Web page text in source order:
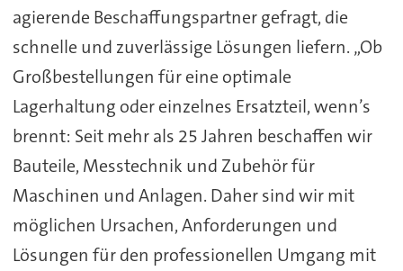
agierende Beschaffungspartner gefragt, die
schnelle und zuverlässige Lösungen liefern. „Ob
Großbestellungen für eine optimale
Lagerhaltung oder einzelnes Ersatzteil, wenn’s
brennt: Seit mehr als 25 Jahren beschaffen wir
Bauteile, Messtechnik und Zubehör für
Maschinen und Anlagen. Daher sind wir mit
möglichen Ursachen, Anforderungen und
Lösungen für den professionellen Umgang mit